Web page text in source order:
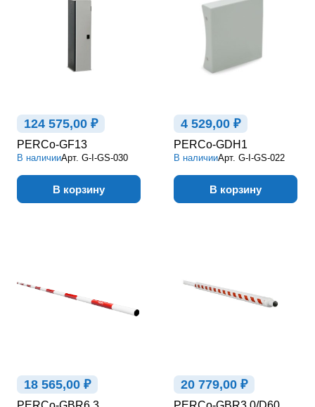
124 575,00 ₽
PERCo-GF13
В наличииАрт. G-I-GS-030
В корзину
4 529,00 ₽
PERCo-GDH1
В наличииАрт. G-I-GS-022
В корзину
18 565,00 ₽ 20 779,00 ₽